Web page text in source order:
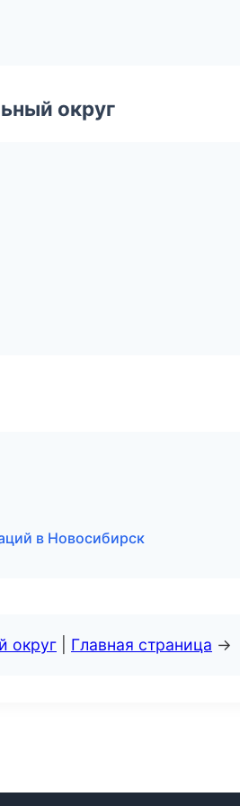
округ
в Новосибирск
округ Главная страница →